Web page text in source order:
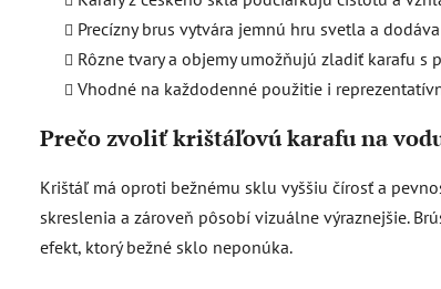
Precízny brus vytvára jemnú hru svetla a
Rôzne tvary a objemy umožňujú zladiť karafu s
Vhodné na každodenné použitie i
Prečo zvoliť krištáľovú karafu na
Krištáľ má oproti bežnému sklu vyššiu čírosť a
skreslenia a zároveň pôsobí vizuálne výraznejšie.
efekt, ktorý bežné sklo neponúka.